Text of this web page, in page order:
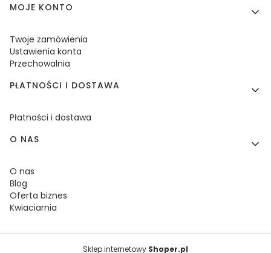
MOJE KONTO
Twoje zamówienia
Ustawienia konta
Przechowalnia
PŁATNOŚCI I DOSTAWA
Płatności i dostawa
O NAS
O nas
Blog
Oferta biznes
Kwiaciarnia
Sklep internetowy Shoper.pl